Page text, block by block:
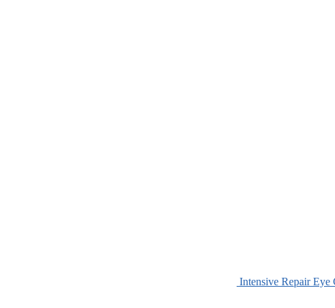
Intensive Repair Eye